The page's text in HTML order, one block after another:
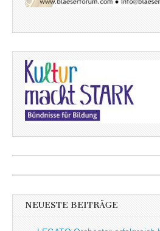
NEUESTE BEITRÄGE